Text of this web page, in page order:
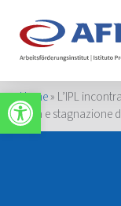
Apri la barra degli strumenti
Home» L’IPL
casa e stagnazione